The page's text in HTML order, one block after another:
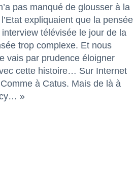
pas manqué de glousser à la
expliquaient que la pensée
télévisée le jour de la
trop complexe. Et nous
vais par prudence éloigner
cette histoire… Sur Internet
à Catus. Mais de là à
»